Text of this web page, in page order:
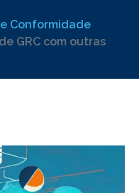
e Conformidade
GRC com outras